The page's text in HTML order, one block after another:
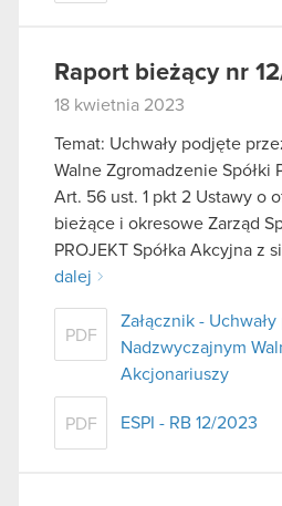
Raport bieżący nr
18 kwietnia 2023
Temat: Uchwały podjęte
Walne Zgromadzenie Spółki
Art. 56 ust. 1 pkt 2 Ustawy o
bieżące i okresowe Zarząd
PROJEKT Spółka Akcyjna z
dalej
PDF
Załącznik -
Nadzwyczajnym
Akcjonariuszy
PDF ESPI - RB 12/2023